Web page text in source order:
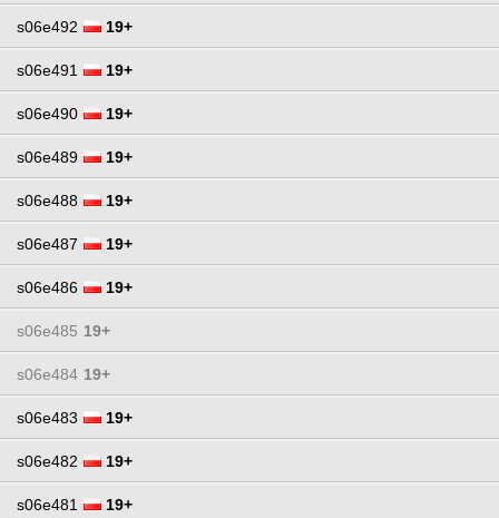
s06e492 19+
s06e491 19+
s06e490 19+
s06e489 19+
s06e488 19+
s06e487 19+
s06e486 19+
s06e485 19+
s06e484 19+
s06e483 19+
s06e482 19+
s06e481 19+